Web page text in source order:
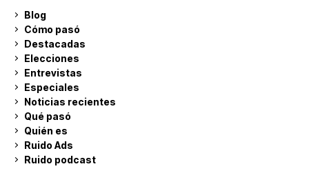
Blog
Cómo pasó
Destacadas
Elecciones
Entrevistas
Especiales
Noticias recientes
Qué pasó
Quién es
Ruido Ads
Ruido podcast